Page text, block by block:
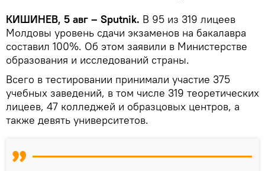
КИШИНЕВ, 5 авг – Sputnik. В 95 из 319 лицеев
Молдовы уровень сдачи экзаменов на бакалавра
составил 100%. Об этом заявили в Министерстве
образования и исследований страны.
Всего в тестировании принимали участие 375
учебных заведений, в том числе 319 теоретических
лицеев, 47 колледжей и образцовых центров, а
также девять университетов.